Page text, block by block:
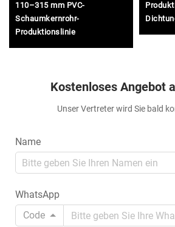
110–315 mm PVC-
Schaumkernrohr-
Produktionslinie
Kostenloses Angebot
Unser Vertreter wird Sie bald
Name
WhatsApp
Code